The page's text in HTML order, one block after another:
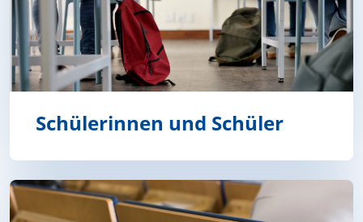
Schülerinnen und Schüler